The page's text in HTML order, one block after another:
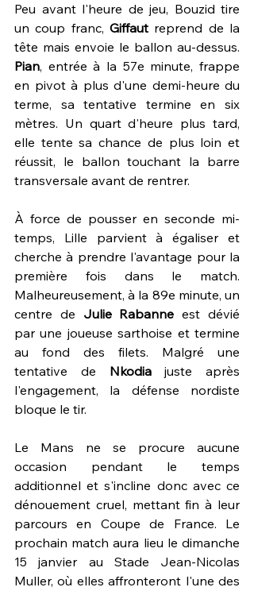
Peu avant l'heure de jeu, Bouzid tire
un coup franc, Giffaut reprend de la
Pian, entrée à la 57e minute, frappe
en pivot à plus d'une demi-heure du
terme, sa tentative termine en six
mètres. Un quart d'heure plus tard,
elle tente sa chance de plus loin et
réussit, le ballon touchant la barre
transversale avant de rentrer.
À force de pousser en seconde mi-
temps, Lille parvient à égaliser et
cherche à prendre l'avantage pour la
première fois dans le match.
Malheureusement, à la 89e minute, un
centre de Julie Rabanne est dévié
par une joueuse sarthoise et termine
au fond des filets. Malgré une
tentative de Nkodia juste après
l'engagement, la défense nordiste
bloque le tir.
Le Mans ne se procure aucune
occasion pendant le temps
additionnel et s'incline donc avec ce
dénouement cruel, mettant fin à leur
parcours en Coupe de France. Le
prochain match aura lieu le dimanche
15 janvier au Stade Jean-Nicolas
Muller, où elles affronteront l'une des